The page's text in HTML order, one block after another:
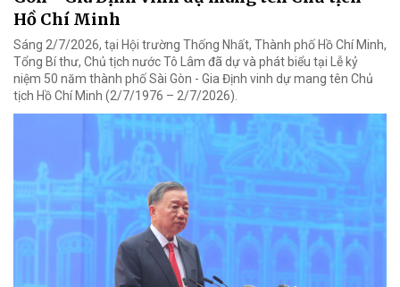
Hồ Chí Minh
Sáng 2/7/2026, tại Hội trường Thống Nhất, Thành phố Hồ Chí Minh,
Tổng Bí thư, Chủ tịch nước Tô Lâm đã dự và phát biểu tại Lễ kỷ
niệm 50 năm thành phố Sài Gòn - Gia Định vinh dự mang tên Chủ
tịch Hồ Chí Minh (2/7/1976 – 2/7/2026).